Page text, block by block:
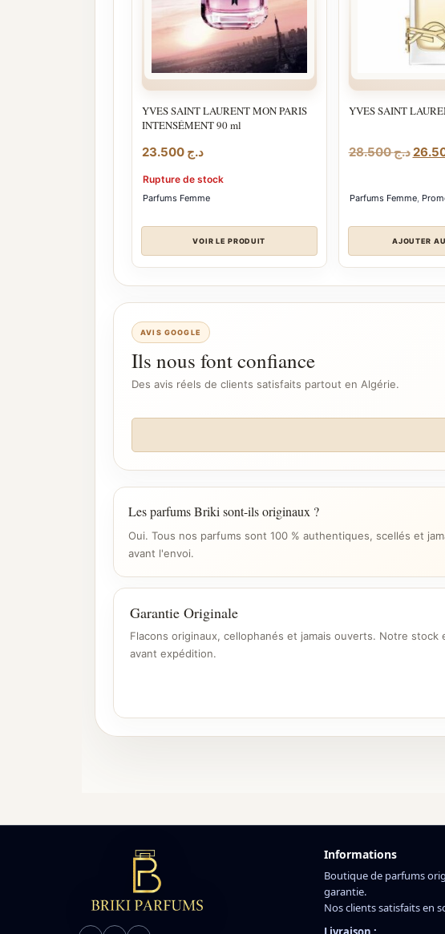
YVES SAINT LAURENT MON PARIS
INTENSÉMENT 90 ml
د.ج
Rupture de stock
Parfums Femme
VOIR LE PRODUIT
YVES SAINT
د.ج28.500
Le
était :
Parfums Femme,
AJOUTER
AVIS GOOGLE
Ils nous font confiance
Des avis réels de clients satisfaits partout en Algérie.
Les parfums Briki sont-ils originaux ?
Oui. Tous nos parfums sont 100 % authentiques, scellés et
avant l'envoi.
Garantie Originale
Flacons originaux, cellophanés et jamais ouverts. Notre stock
avant expédition.
Informations
Boutique de parfums
garantie.
Nos clients satisfaits en